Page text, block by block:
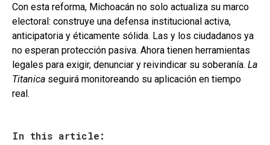
Con esta reforma, Michoacán no solo actualiza su marco
electoral: construye una defensa institucional activa,
anticipatoria y éticamente sólida. Las y los ciudadanos ya
no esperan protección pasiva. Ahora tienen herramientas
legales para exigir, denunciar y reivindicar su soberanía. La
Titanica seguirá monitoreando su aplicación en tiempo
real.
In this article: